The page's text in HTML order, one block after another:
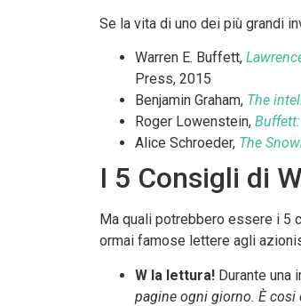
Se la vita di uno dei più grandi
Warren E. Buffett,
Press, 2015
Benjamin Graham, The
Roger Lowenstein,
Alice Schroeder, The
I 5 Consigli di
Ma quali potrebbero essere i 5
ormai famose lettere agli
W la lettura! Durante una
pagine ogni giorno. È cosi